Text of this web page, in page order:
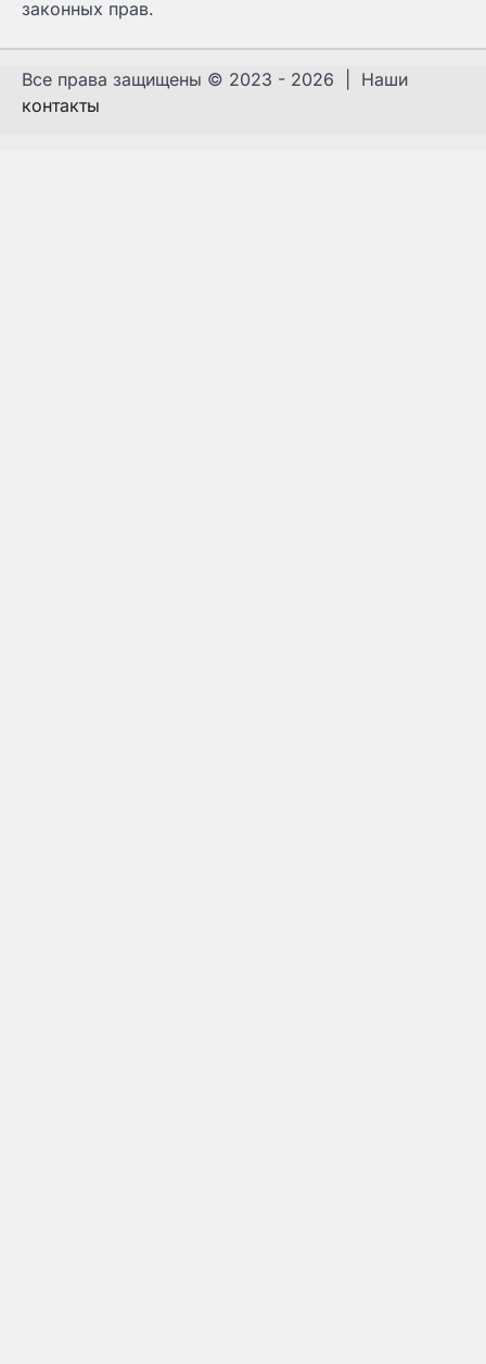
законных прав.
Все права защищены © 2023 - 2026 | Наши
контакты